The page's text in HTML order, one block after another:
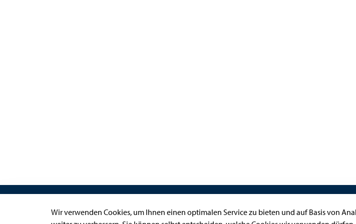
Links Kontakt
Wir verwenden Cookies, um Ihnen einen optimalen Service zu bieten und auf Basis von